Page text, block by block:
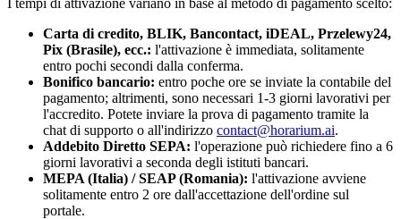
Carta di credito, BLIK, Bancontact, iDEAL, Przelewy24,
Pix (Brasile), ecc.: l'attivazione è immediata, solitamente
entro pochi secondi dalla conferma.
Bonifico bancario: entro poche ore se inviate la contabile del
pagamento; altrimenti, sono necessari 1-3 giorni lavorativi per
l'accredito. Potete inviare la prova di pagamento tramite la
chat di supporto o all'indirizzo contact@horarium.ai.
Addebito Diretto SEPA: l'operazione può richiedere fino a 6
giorni lavorativi a seconda degli istituti bancari.
MEPA (Italia) / SEAP (Romania): l'attivazione avviene
solitamente entro 2 ore dall'accettazione dell'ordine sul
portale.